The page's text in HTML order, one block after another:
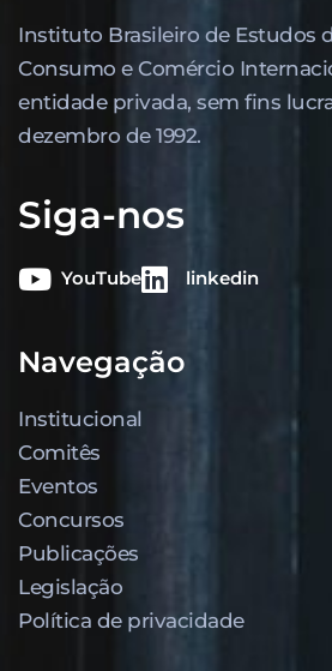
Instituto Brasileiro de Estudos
Consumo e Comércio
entidade privada, sem fins
dezembro de 1992.
Siga-nos
YouTube linkedin
Navegação
Institucional
Comitês
Eventos
Concursos
Publicações
Legislação
Política de privacidade